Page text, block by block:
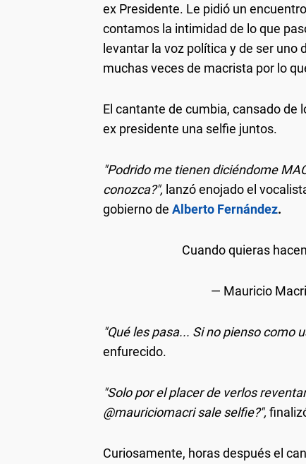
ex Presidente. Le pidió un
contamos la intimidad de lo que
levantar la voz política y de ser uno
muchas veces de macrista por lo
El cantante de cumbia, cansado de
ex presidente una selfie juntos.
"Podrido me tienen diciéndome
conozca?", lanzó enojado el
gobierno de Alberto Fernández.
Cuando quieras
— Mauricio
"Qué les pasa... Si no pienso como
enfurecido.
"Solo por el placer de verlos
@mauriciomacri sale selfie?",
Curiosamente, horas después el